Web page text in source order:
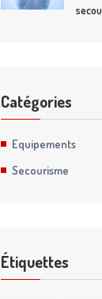
Catégories
Equipements
Secourisme
Étiquettes